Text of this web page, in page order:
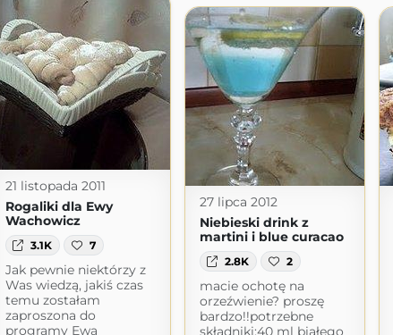
21 listopada 2011
Rogaliki dla Ewy
Wachowicz
3.1K 7
Jak pewnie niektórzy z
Was wiedzą, jakiś czas
temu zostałam
zaproszona do
programy Ewa
27 lipca 2012
Niebieski drink z
martini i blue curacao
2.8K 2
macie ochotę na
orzeźwienie? proszę
bardzo!!potrzebne
składniki:40 ml białego